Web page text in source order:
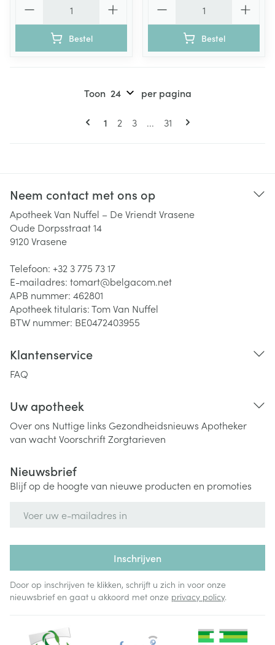
Bestel Bestel
Pagina's
U lees momenteel pagina
1 Pagina
2 Pagina
3 ... Pagina
31
Toon per pagina
Neem contact met ons op
Apotheek Van Nuffel – De Vriendt Vrasene
Oude Dorpsstraat 14
9120Vrasene
Telefoon: +32 3 775 73 17
E-mailadres: tomart@belgacom.net
APB nummer: 462801
Apotheek titularis:Tom Van Nuffel
BTW nummer: BE0472403955
Klantenservice
FAQ
Uw apotheek
Over ons Nuttige links Gezondheidsnieuws Apotheker
van wachtVoorschriftZorgtarieven
Nieuwsbrief
Blijf op de hoogte van nieuwe producten en promoties
Inschrijven
Door op inschrijven te klikken, schrijft u zich in voor onze
nieuwsbrief en gaat u akkoord met onze privacy policy.